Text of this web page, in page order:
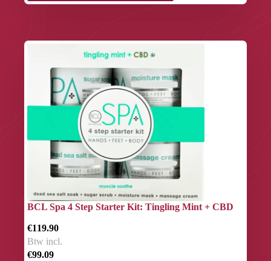
BCL Spa 4 Step Starter Kit: Tingling Mint + CBD
€119.90
Btw incl.
€99.09